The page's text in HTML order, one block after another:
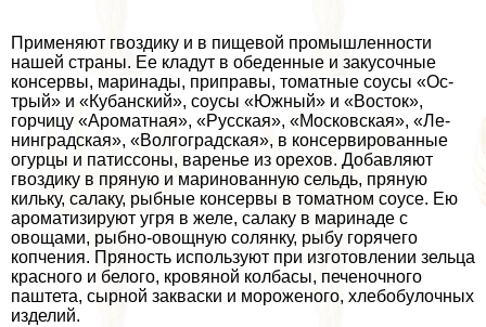
Применяют гвоздику и в пищевой промышленности
нашей страны. Ее кладут в обеденные и закусочные
консервы, маринады, приправы, томатные соусы «Ос­
трый» и «Кубанский», соусы «Южный» и «Восток»,
горчицу «Ароматная», «Русская», «Московская», «Ле­
нинградская», «Волгоградская», в консервированные
огурцы и патиссоны, варенье из орехов. Добавляют
гвоздику в пряную и маринованную сельдь, пряную
кильку, салаку, рыбные консервы в томатном соусе. Ею
ароматизируют угря в желе, салаку в маринаде с
овощами, рыбно-овощную солянку, рыбу горячего
копчения. Пряность используют при изготовлении зельца
красного и белого, кровяной колбасы, печеноч­ного
паштета, сырной закваски и мороженого, хлебо­булочных
изделий.